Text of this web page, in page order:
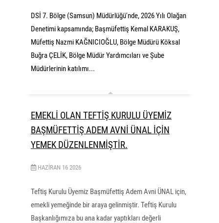
DSİ 7. Bölge (Samsun) Müdürlüğü'nde, 2026 Yılı Olağan
Denetimi kapsamında; Başmüfettiş Kemal KARAKUŞ,
Müfettiş Nazmi KAĞNICIOĞLU, Bölge Müdürü Köksal
Buğra ÇELİK, Bölge Müdür Yardımcıları ve Şube
Müdürlerinin katılımı...
EMEKLİ OLAN TEFTİŞ KURULU ÜYEMİZ
BAŞMÜFETTİŞ ADEM AVNİ ÜNAL İÇİN
YEMEK DÜZENLENMİŞTİR.
HAZIRAN 16 2026
Teftiş Kurulu Üyemiz Başmüfettiş Adem Avni ÜNAL için,
emekli yemeğinde bir araya gelinmiştir. Teftiş Kurulu
Başkanlığımıza bu ana kadar yaptıkları değerli